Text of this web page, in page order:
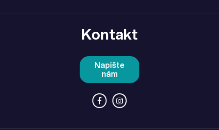
Kontakt
Napište
nám